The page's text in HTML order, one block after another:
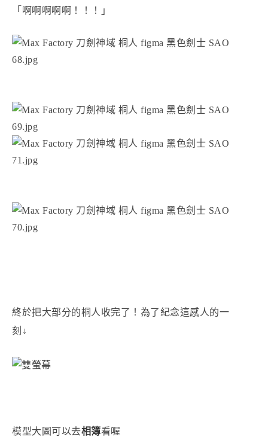
「啊啊啊啊啊！！！」
終於把大部分的桐人收完了！為了紀念這感人的一
刻↓
模型大圖可以去相簿看喔